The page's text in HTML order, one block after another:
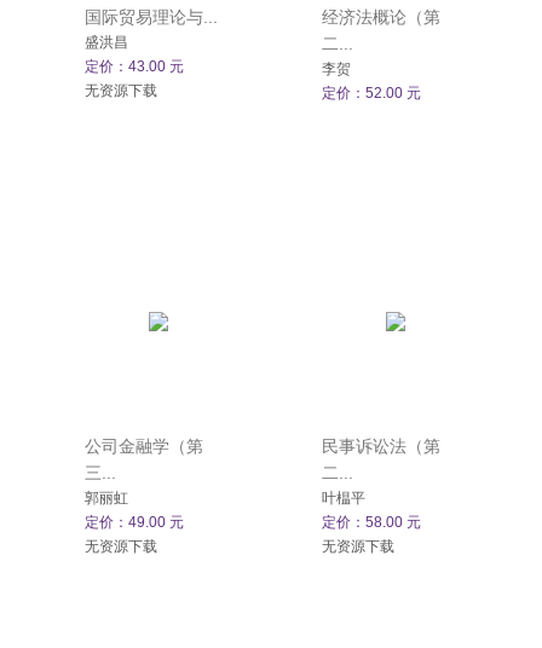
国际贸易理论与...
盛洪昌
定价：43.00 元
无资源下载
经济法概论（第
二...
李贺
定价：52.00 元
公司金融学（第
三...
郭丽虹
定价：49.00 元
无资源下载
民事诉讼法（第
二...
叶榅平
定价：58.00 元
无资源下载